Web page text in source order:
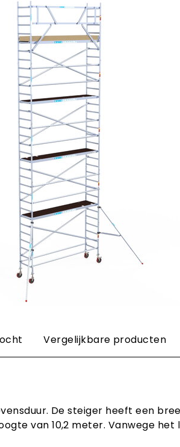
Vergelijkbare producten
De steiger heeft een
van 10,2 meter. Vanwege